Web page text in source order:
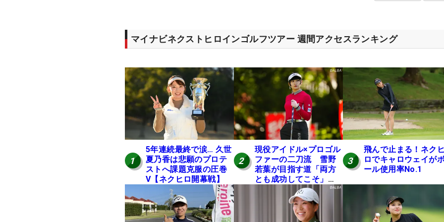
マイナビネクストヒロインゴルフツアー 週間アクセスランキング
1
5年連続最終で涙… 久世
夏乃香は悲願のプロテ
ストへ課題克服の圧巻
V【ネクヒロ開幕戦】
2
現役アイドル×プロゴル
ファーの二刀流 雪野
若葉が目指す道「両方
とも成功してこそ」
【マイナビ ネクストヒ
ロインツアー】
3
飛んで止まる！ネク
ロでキャロウェイが
ール使用率No.1